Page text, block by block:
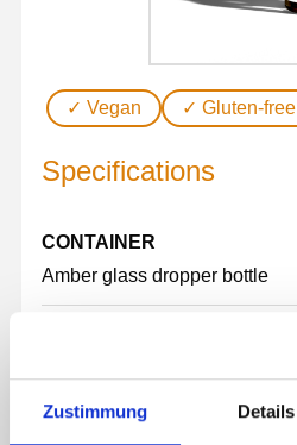
Zustimmung Details
✓ Vegan ✓ Gluten-free
Specifications
CONTAINER
Amber glass dropper bottle
CONTENTS